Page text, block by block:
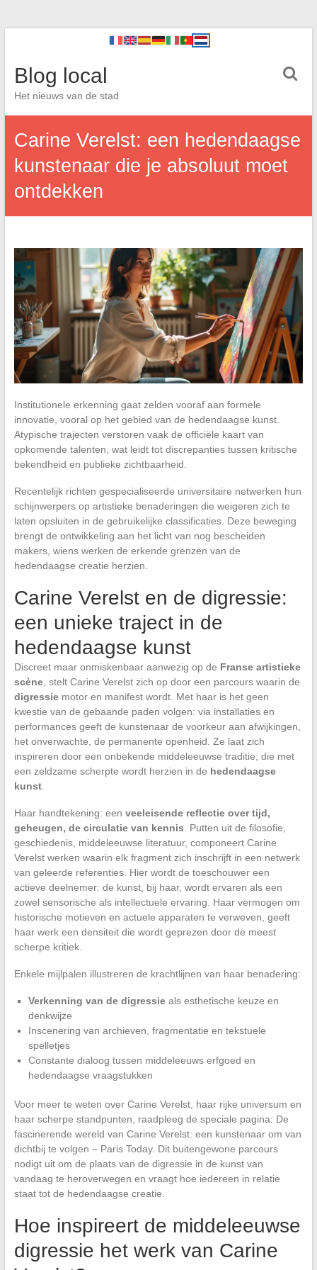
Blog local
Het nieuws van de stad
Carine Verelst: een hedendaagse
kunstenaar die je absoluut moet
ontdekken
Institutionele erkenning gaat zelden vooraf aan formele
innovatie, vooral op het gebied van de hedendaagse kunst.
Atypische trajecten verstoren vaak de officiële kaart van
opkomende talenten, wat leidt tot discrepanties tussen kritische
bekendheid en publieke zichtbaarheid.
Recentelijk richten gespecialiseerde universitaire netwerken hun
schijnwerpers op artistieke benaderingen die weigeren zich te
laten opsluiten in de gebruikelijke classificaties. Deze beweging
brengt de ontwikkeling aan het licht van nog bescheiden
makers, wiens werken de erkende grenzen van de
hedendaagse creatie herzien.
Carine Verelst en de digressie:
een unieke traject in de
hedendaagse kunst
Discreet maar onmiskenbaar aanwezig op de Franse artistieke
scène, stelt Carine Verelst zich op door een parcours waarin de
digressiemotor en manifest wordt. Met haar is het geen
kwestie van de gebaande paden volgen: via installaties en
performances geeft de kunstenaar de voorkeur aan afwijkingen,
het onverwachte, de permanente openheid. Ze laat zich
inspireren door een onbekende middeleeuwse traditie, die met
een zeldzame scherpte wordt herzien in de hedendaagse
kunst.
Haar handtekening: een veeleisende reflectie over tijd,
geheugen, de circulatie van kennis . Putten uit de filosofie,
geschiedenis, middeleeuwse literatuur, componeert Carine
Verelst werken waarin elk fragment zich inschrijft in een netwerk
van geleerde referenties. Hier wordt de toeschouwer een
actieve deelnemer: de kunst, bij haar, wordt ervaren als een
zowel sensorische als intellectuele ervaring. Haar vermogen om
historische motieven en actuele apparaten te verweven, geeft
haar werk een densiteit die wordt geprezen door de meest
scherpe kritiek.
Enkele mijlpalen illustreren de krachtlijnen van haar benadering:
Verkenning van de digressieals esthetische keuze en
denkwijze
Inscenering van archieven, fragmentatie en tekstuele
spelletjes
Constante dialoog tussen middeleeuws erfgoed en
hedendaagse vraagstukken
Voor meer te weten over Carine Verelst, haar rijke universum en
haar scherpe standpunten, raadpleeg de speciale pagina: De
fascinerende wereld van Carine Verelst: een kunstenaar om van
dichtbij te volgen – Paris Today. Dit buitengewone parcours
nodigt uit om de plaats van de digressie in de kunst van
vandaag te heroverwegen en vraagt hoe iedereen in relatie
staat tot de hedendaagse creatie.
Hoe inspireert de middeleeuwse
digressie het werk van Carine